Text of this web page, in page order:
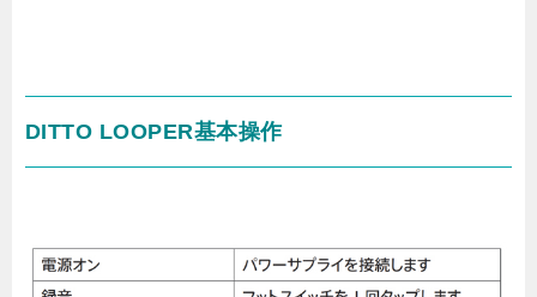
DITTO LOOPER基本操作